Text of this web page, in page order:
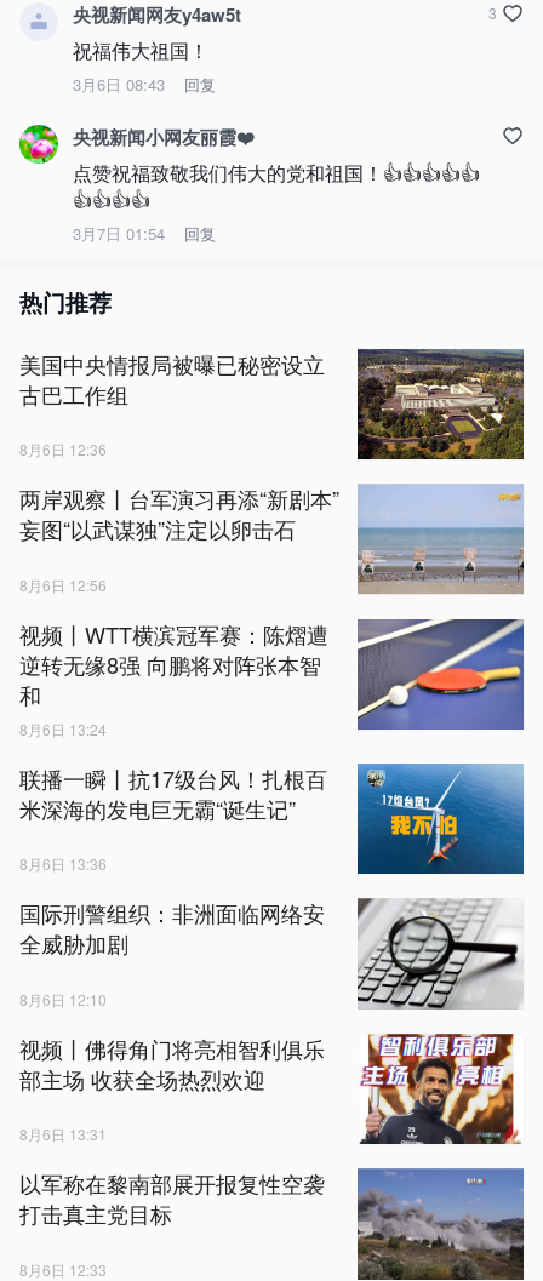
央视新闻网友y4aw5t
祝福伟大祖国！
3月6日 08:43 回复
3
央视新闻小网友丽霞❤️
点赞祝福致敬我们伟大的党和祖国！👍👍👍👍👍
👍👍👍👍
3月7日 01:54 回复
热门推荐
美国中央情报局被曝已秘密设立
古巴工作组
8月6日 12:36
两岸观察丨台军演习再添“新剧本”
妄图“以武谋独”注定以卵击石
8月6日 12:56
视频丨WTT横滨冠军赛：陈熠遭
逆转无缘8强 向鹏将对阵张本智
和
8月6日 13:24
联播一瞬丨抗17级台风！扎根百
米深海的发电巨无霸“诞生记”
8月6日 13:36
国际刑警组织：非洲面临网络安
全威胁加剧
8月6日 12:10
视频丨佛得角门将亮相智利俱乐
部主场 收获全场热烈欢迎
8月6日 13:31
以军称在黎南部展开报复性空袭
打击真主党目标
8月6日 12:33